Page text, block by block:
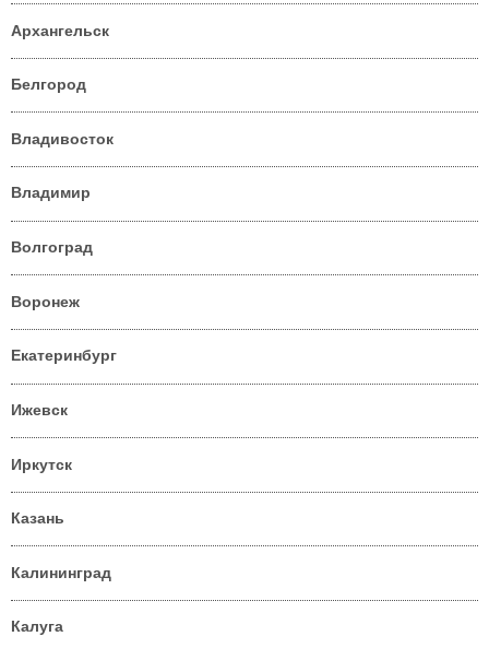
Архангельск
Белгород
Владивосток
Владимир
Волгоград
Воронеж
Екатеринбург
Ижевск
Иркутск
Казань
Калининград
Калуга